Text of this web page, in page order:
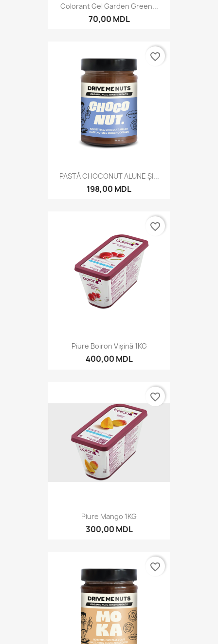
Colorant Gel Garden Green...
70,00 MDL
PASTĂ CHOCONUT ALUNE ȘI...
198,00 MDL
favorite_border
Piure Boiron Vişină 1KG
400,00 MDL
favorite_border
Piure Mango 1KG
300,00 MDL
favorite_border
favorite_border